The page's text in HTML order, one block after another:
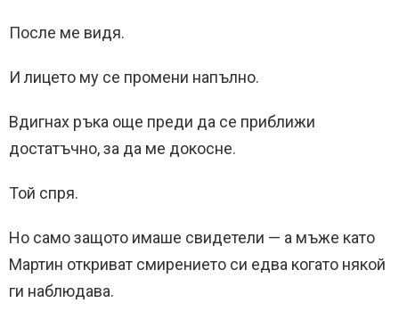
После ме видя.
И лицето му се промени напълно.
Вдигнах ръка още преди да се приближи
достатъчно, за да ме докосне.
Той спря.
Но само защото имаше свидетели — а мъже като
Мартин откриват смирението си едва когато някой
ги наблюдава.